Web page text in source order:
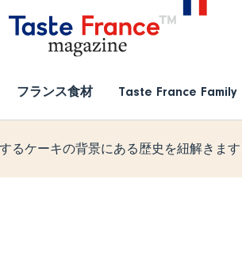
フランス食材 Taste France Family
るケーキの背景にある歴史を紐解きます